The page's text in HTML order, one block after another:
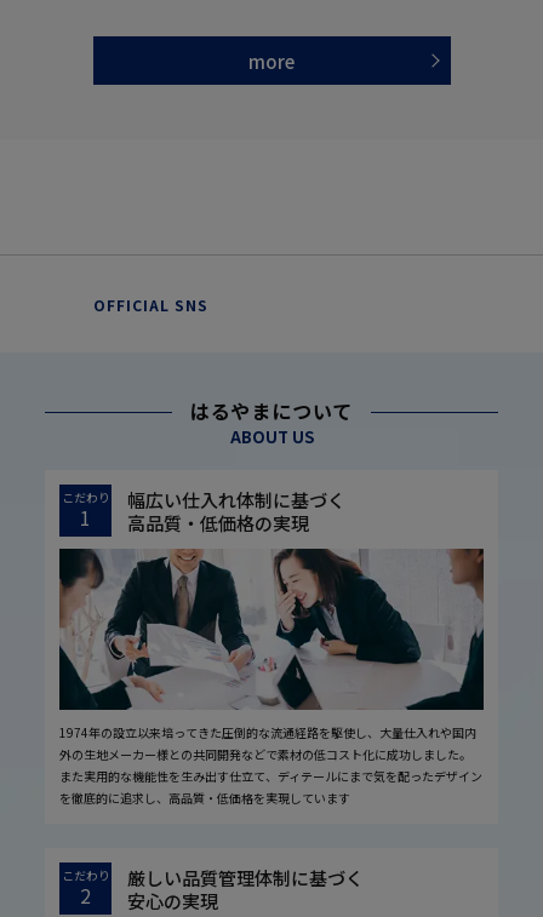
more
OFFICIAL SNS
はるやまについて
ABOUT US
こだわり
1
幅広い仕入れ体制に基づく
高品質・低価格の実現
1974年の設立以来培ってきた圧倒的な流通経路を駆使し、大量仕入れや国内
外の生地メーカー様との共同開発などで素材の低コスト化に成功しました。
また実用的な機能性を生み出す仕立て、ディテールにまで気を配ったデザイン
を徹底的に追求し、高品質・低価格を実現しています
こだわり
2
厳しい品質管理体制に基づく
安心の実現